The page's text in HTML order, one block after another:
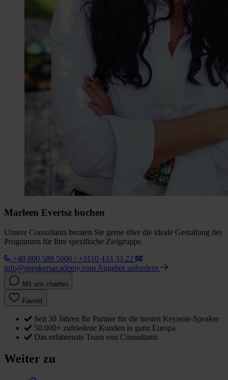
Marleen Evertsz buchen
Unsere Consultants beraten Sie gerne über die ideale Gestaltung des
Programms für Ihre spezifische Zielgruppe.
+49 800 589 5006 / +3110 433 33 22
info@speakersacademy.com Angebot anfordern
Mit uns chatten
Favorit
Seit 30 Jahren Ihr Partner für die besten Keynote-Speaker
50.000+ zufriedene Kunden in ganz Europa
Das erfahrenste Team von Consultants
Weiter zu